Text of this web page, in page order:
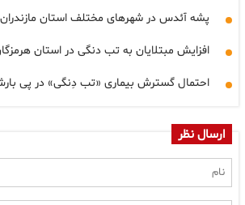
پشه آئدس در شهرهای مختلف استان
افزایش مبتلایان به تب دنگی در استان هرمزگان به
احتمال گسترش بیماری «تب دِنگی» در پی
ارسال نظر